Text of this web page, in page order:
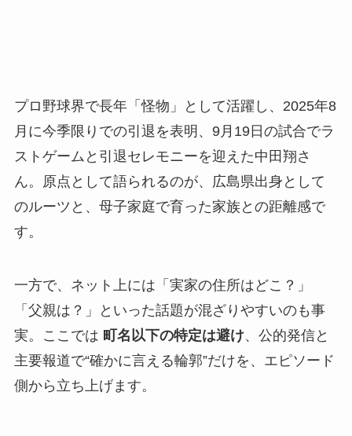
プロ野球界で長年「怪物」として活躍し、2025年8
月に今季限りでの引退を表明、9月19日の試合でラ
ストゲームと引退セレモニーを迎えた中田翔さ
ん。原点として語られるのが、広島県出身として
のルーツと、母子家庭で育った家族との距離感で
す。
一方で、ネット上には「実家の住所はどこ？」
「父親は？」といった話題が混ざりやすいのも事
実。ここでは 町名以下の特定は避け、公的発信と
主要報道で“確かに言える輪郭”だけを、エピソード
側から立ち上げます。